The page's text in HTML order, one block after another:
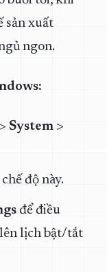
sản xuất
ngon.
System >
độ này.
để điều
lịch bật/tắt